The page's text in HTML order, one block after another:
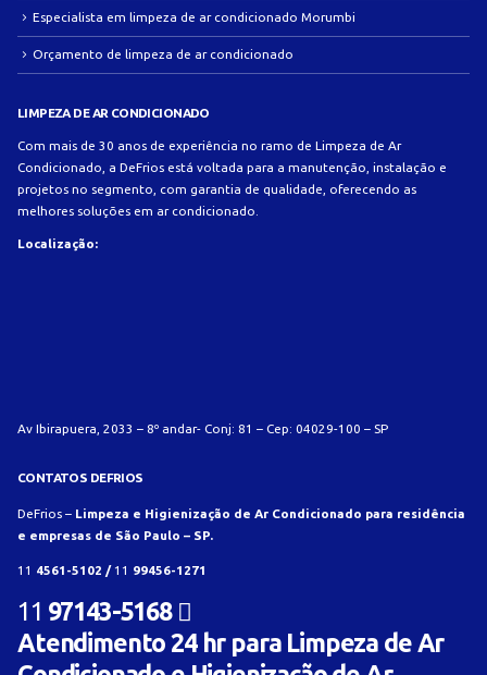
Especialista em limpeza de ar condicionado Morumbi
Orçamento de limpeza de ar condicionado
LIMPEZA DE AR CONDICIONADO
Com mais de 30 anos de experiência no ramo de Limpeza de Ar
Condicionado, a DeFrios está voltada para a manutenção, instalação e
projetos no segmento, com garantia de qualidade, oferecendo as
melhores soluções em ar condicionado.
Localização:
Av Ibirapuera, 2033 – 8º andar- Conj: 81 – Cep: 04029-100 – SP
CONTATOS DEFRIOS
DeFrios – Limpeza e Higienização de Ar Condicionado para residência
e empresas de São Paulo – SP.
11 4561-5102 / 11 99456-1271
11 97143-5168
Atendimento 24 hr para Limpeza de Ar